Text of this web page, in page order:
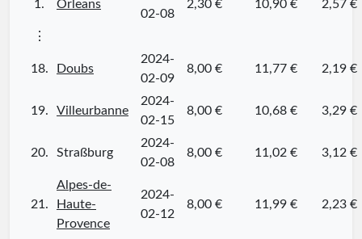
1. Orleans
02-08
2,30 € 10,90 € 2,57 €
⋮
18. Doubs
2024-
02-09
8,00 € 11,77 € 2,19 €
19. Villeurbanne
2024-
02-15
8,00 € 10,68 € 3,29 €
20. Straßburg
2024-
02-08
8,00 € 11,02 € 3,12 €
21.
Alpes-de-
Haute-
Provence
2024-
02-12
8,00 € 11,99 € 2,23 €